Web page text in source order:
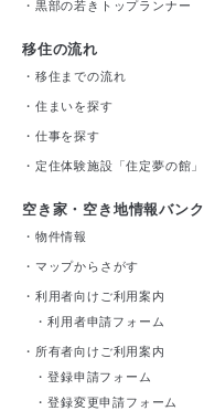
・ 黒部の若きトップランナー
移住の流れ
・ 移住までの流れ
・ 住まいを探す
・ 仕事を探す
・ 定住体験施設「住定夢の館」
空き家・空き地情報バンク
・ 物件情報
・ マップからさがす
・ 利用者向けご利用案内
・利用者申請フォーム
・ 所有者向けご利用案内
・登録申請フォーム
・登録変更申請フォーム